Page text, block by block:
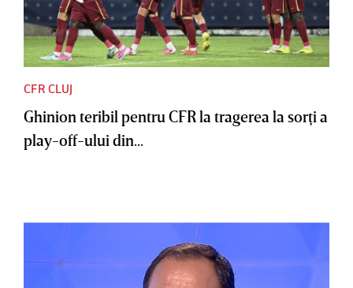
CFR CLUJ
Ghinion teribil pentru CFR la tragerea la sorţi a
play-off-ului din...